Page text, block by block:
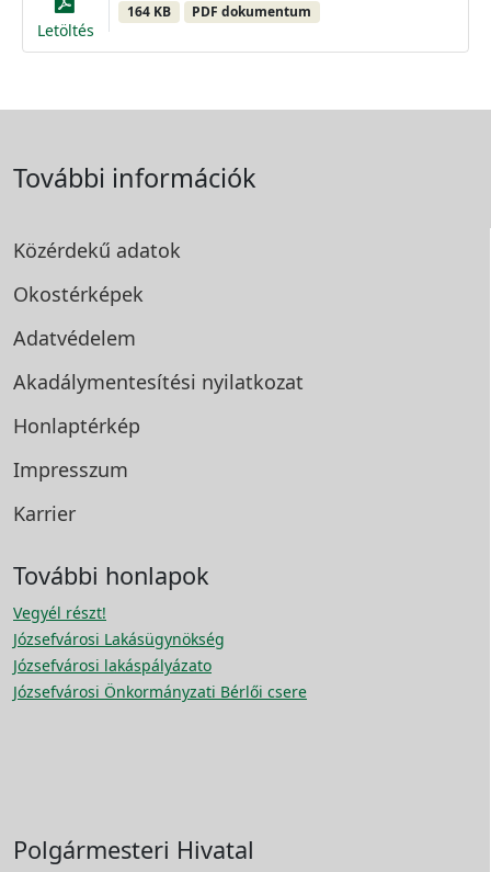
Letöltés
164 KB PDF dokumentum
További információk
Közérdekű adatok
Okostérképek
Adatvédelem
Akadálymentesítési nyilatkozat
Honlaptérkép
Impresszum
Karrier
További honlapok
Vegyél részt!
Józsefvárosi Lakásügynökség
Józsefvárosi lakáspályázato
Józsefvárosi Önkormányzati Bérlői csere
Polgármesteri Hivatal